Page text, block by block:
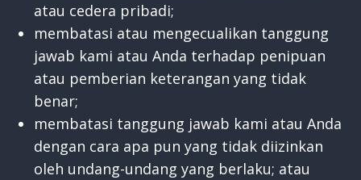
atau cedera pribadi;
membatasi atau mengecualikan tanggung
jawab kami atau Anda terhadap penipuan
atau pemberian keterangan yang tidak
benar;
membatasi tanggung jawab kami atau Anda
dengan cara apa pun yang tidak diizinkan
oleh undang-undang yang berlaku; atau